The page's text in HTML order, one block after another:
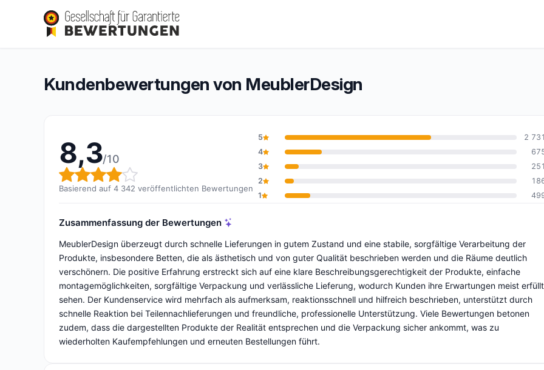
MeublerDesign
Gesamtbewertung: 8,3 von 10
8,3/10(4 342 Bewertungen)
Kundenbewertungen von MeublerDesign
8,3/10
Gesamtbewertung: 8,3 von 10
Basierend auf 4 342 veröffentlichten Bewertungen
5
2 731
4
3
251
2
1
Zusammenfassung der Bewertungen
MeublerDesign überzeugt durch schnelle Lieferungen in gutem Zustand und eine stabile, sorgfältige Verarbeitung der
Produkte, insbesondere Betten, die als ästhetisch und von guter Qualität beschrieben werden und die Räume deutlich
verschönern. Die positive Erfahrung erstreckt sich auf eine klare Beschreibungsgerechtigkeit der Produkte, einfache
montagemöglichkeiten, sorgfältige Verpackung und verlässliche Lieferung, wodurch Kunden ihre Erwartungen meist erfüllt
sehen. Der Kundenservice wird mehrfach als aufmerksam, reaktionsschnell und hilfreich beschrieben, unterstützt durch
schnelle Reaktion bei Teilennachlieferungen und freundliche, professionelle Unterstützung. Viele Bewertungen betonen
zudem, dass die dargestellten Produkte der Realität entsprechen und die Verpackung sicher ankommt, was zu
wiederholten Kaufempfehlungen und erneuten Bestellungen führt.